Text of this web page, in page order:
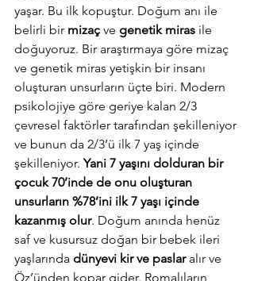
yaşar. Bu ilk kopuştur. Doğum anı ile
belirli bir mizaç ve genetik miras ile
doğuyoruz. Bir araştırmaya göre mizaç
ve genetik miras yetişkin bir insanı
oluşturan unsurların üçte biri. Modern
psikolojiye göre geriye kalan 2/3
çevresel faktörler tarafından şekilleniyor
ve bunun da 2/3’ü ilk 7 yaş içinde
şekilleniyor. Yani 7 yaşını dolduran bir
çocuk 70’inde de onu oluşturan
unsurların %78’ini ilk 7 yaşı içinde
kazanmış olur. Doğum anında henüz
saf ve kusursuz doğan bir bebek ileri
yaşlarında dünyevi kir ve paslar alır ve
Öz’ünden kopar gider. Romalıların